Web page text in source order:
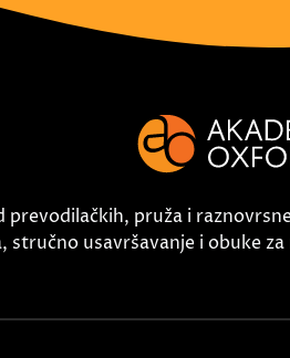
pruža i
stručno usavršavanje i obuke